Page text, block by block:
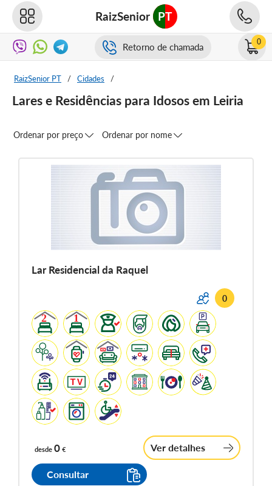
RaizSenior PT
Retorno de chamada 0
RaizSenior PT / Cidades /
Lares e Residências para Idosos em Leiria
Ordenar por preço Ordenar por nome
Lar Residencial da Raquel
0
desde 0 € Ver detalhes
Consultar